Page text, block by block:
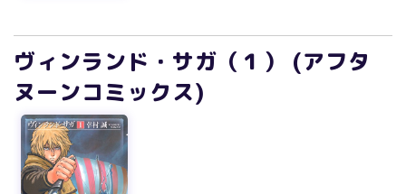
ヴィンランド・サガ（１） (アフタ
ヌーンコミックス)